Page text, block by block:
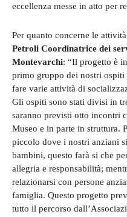
eccellenza messe in atto per
Per quanto concerne le
Petroli Coordinatrice dei
Montevarchi: “Il progetto è
primo gruppo dei nostri ospiti
fare varie attività di
Gli ospiti sono stati divisi in
saranno previsti otto incontri
Museo e in parte in struttura.
piccolo dove i nostri anziani
bambini, questo farà si che
allegria e responsabilità;
relazionarsi con persone
famiglia. Questo progetto
tutto il percorso